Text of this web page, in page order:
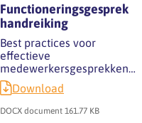
Functioneringsgesprek
handreiking
Best practices voor
effectieve
medewerkersgesprekken…
Download
DOCX document 161.77 KB